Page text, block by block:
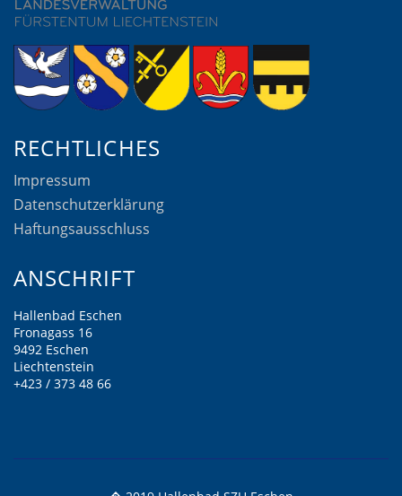
RECHTLICHES
Impressum
Datenschutzerklärung
Haftungsausschluss
ANSCHRIFT
Hallenbad Eschen
Fronagass 16
9492 Eschen
Liechtenstein
+423 / 373 48 66